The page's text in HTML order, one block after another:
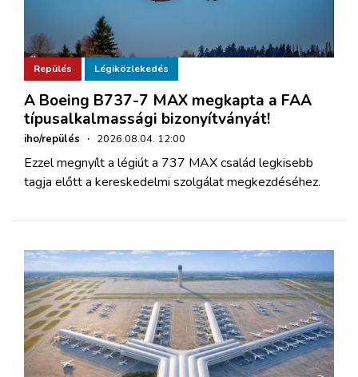
Repülés Légiközlekedés
A Boeing B737-7 MAX megkapta a FAA
típusalkalmassági bizonyítványát!
iho/repülés · 2026.08.04. 12:00
Ezzel megnyílt a légiút a 737 MAX család legkisebb
tagja előtt a kereskedelmi szolgálat megkezdéséhez.